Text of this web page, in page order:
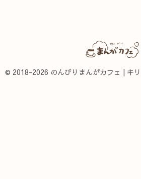
© 2018-2026 のんびりまんがカフェ | キ